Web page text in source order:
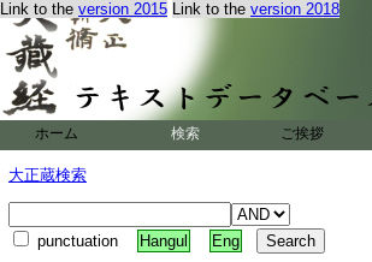
Link to the version 2015 Link to the version 2018
ホーム 検索 ご挨拶
大正蔵検索
punctuation Hangul Eng